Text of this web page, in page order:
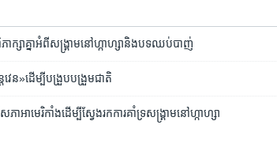
ា​គ្នា​អំពី​សង្គ្រាម​នៅ​ហ្កាហ្សា​និង​បទឈប់បាញ់
េន»​ដើម្បី​បង្រួបបង្រួម​ជាតិ
អាមេរិកាំង​ដើម្បី​ស្វែងរក​ការគាំទ្រ​សង្គ្រាម​នៅ​ហ្កាហ្សា